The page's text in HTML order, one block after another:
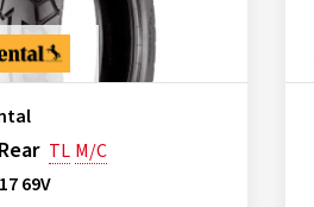
TL M/C
69V